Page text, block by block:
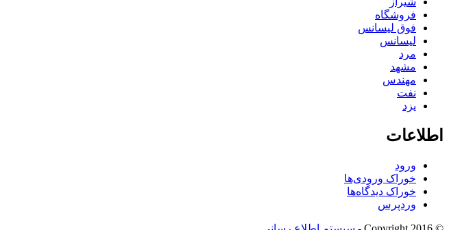
فروشگاه
فوق لیسانس
لیسانس
مرد
مشهد
مهندس
نفت
یزد
اطلاعات
ورود
خوراک ورودی‌ها
خوراک دیدگاه‌ها
وردپرس